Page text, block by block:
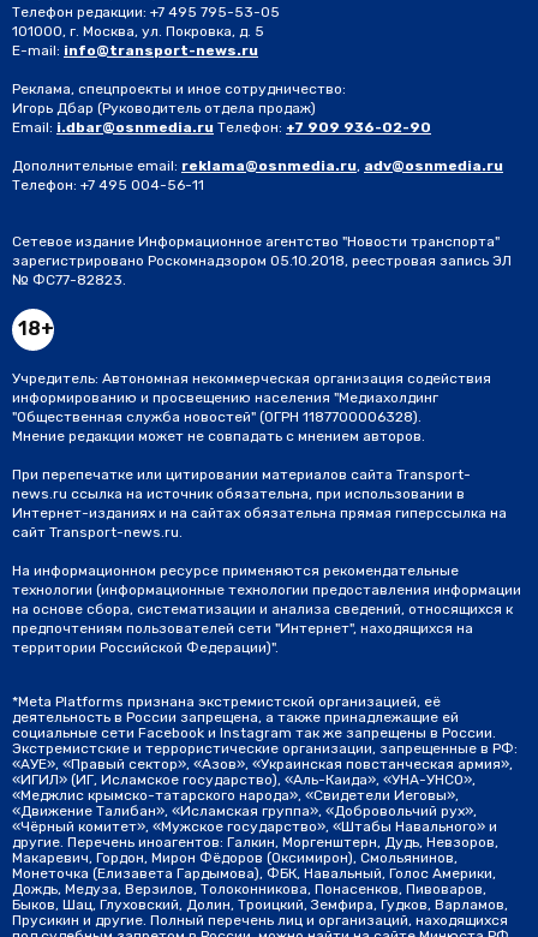
Телефон редакции: +7 495 795-53-05
101000, г. Москва, ул. Покровка, д. 5
E-mail: info@transport-news.ru
Реклама, спецпроекты и иное сотрудничество:
Игорь Дбар (Руководитель отдела продаж)
Email: i.dbar@osnmedia.ru Телефон: +7 909 936-02-90
Дополнительные email: reklama@osnmedia.ru, adv@osnmedia.ru
Телефон: +7 495 004-56-11
Сетевое издание Информационное агентство "Новости транспорта"
зарегистрировано Роскомнадзором 05.10.2018, реестровая запись ЭЛ
№ ФС77-82823.
18+
Учредитель: Автономная некоммерческая организация содействия
информированию и просвещению населения "Медиахолдинг
"Общественная служба новостей" (ОГРН 1187700006328).
Мнение редакции может не совпадать с мнением авторов.
При перепечатке или цитировании материалов сайта Transport-
news.ru ссылка на источник обязательна, при использовании в
Интернет-изданиях и на сайтах обязательна прямая гиперссылка на
сайт Transport-news.ru.
На информационном ресурсе применяются рекомендательные
технологии (информационные технологии предоставления информации
на основе сбора, систематизации и анализа сведений, относящихся к
предпочтениям пользователей сети "Интернет", находящихся на
территории Российской Федерации)".
*Meta Platforms признана экстремистской организацией, её
деятельность в России запрещена, а также принадлежащие ей
социальные сети Facebook и Instagram так же запрещены в России.
Экстремистские и террористические организации, запрещенные в РФ:
«АУЕ», «Правый сектор», «Азов», «Украинская повстанческая армия»,
«ИГИЛ» (ИГ, Исламское государство), «Аль-Каида», «УНА-УНСО»,
«Меджлис крымско-татарского народа», «Свидетели Иеговы»,
«Движение Талибан», «Исламская группа», «Добровольчий рух»,
«Чёрный комитет», «Мужское государство», «Штабы Навального» и
другие. Перечень иноагентов: Галкин, Моргенштерн, Дудь, Невзоров,
Макаревич, Гордон, Мирон Фёдоров (Оксимирон), Смольянинов,
Монеточка (Елизавета Гардымова), ФБК, Навальный, Голос Америки,
Дождь, Медуза, Верзилов, Толоконникова, Понасенков, Пивоваров,
Быков, Шац, Глуховский, Долин, Троицкий, Земфира, Гудков, Варламов,
Прусикин и другие. Полный перечень лиц и организаций, находящихся